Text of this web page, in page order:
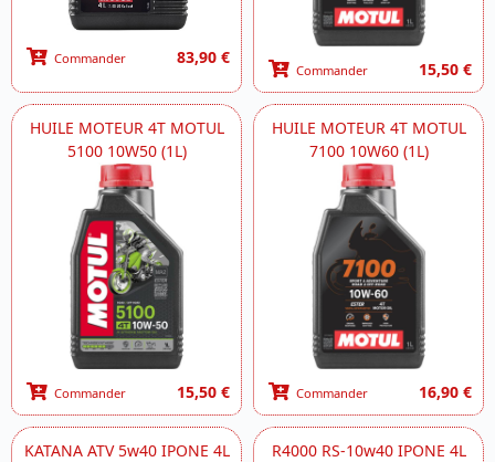
Commander 83,90 €
Commander 15,50 €
HUILE MOTEUR 4T MOTUL
5100 10W50 (1L)
Commander 15,50 €
HUILE MOTEUR 4T MOTUL
7100 10W60 (1L)
Commander 16,90 €
KATANA ATV 5w40 IPONE 4L R4000 RS-10w40 IPONE 4L